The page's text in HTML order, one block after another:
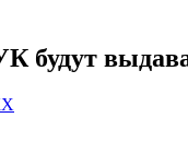
будут